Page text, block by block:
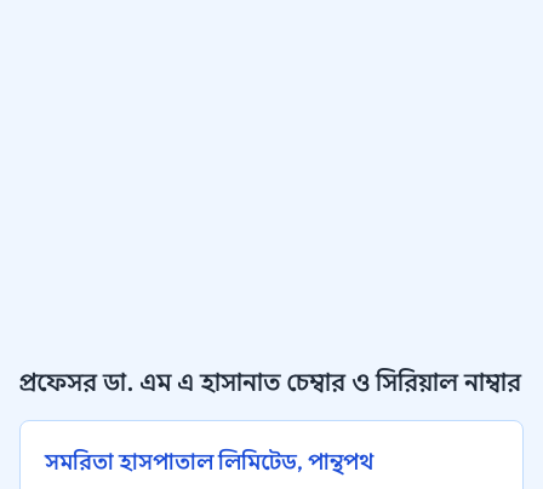
প্রফেসর ডা. এম এ হাসানাত চেম্বার ও সিরিয়াল নাম্বার
সমরিতা হাসপাতাল লিমিটেড, পান্থপথ